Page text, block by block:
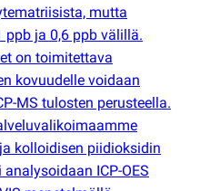
mutta
ja 0,6 ppb välillä.
on toimitettava
kovuudelle voidaan
MS tulosten perusteella.
kolloidisen piidioksidin
ICP-OES